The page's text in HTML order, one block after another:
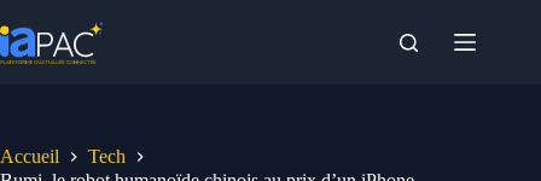
au
contenu
Accueil
Tech